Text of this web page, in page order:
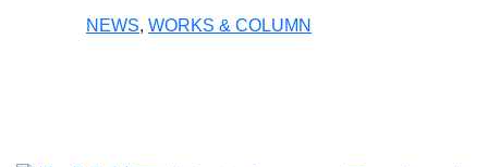
NEWS, WORKS & COLUMN